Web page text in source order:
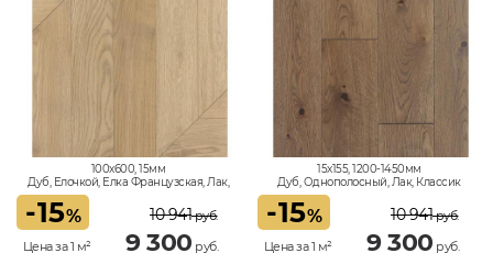
100x600, 15мм
Дуб, Елочкой, Елка Французская, Лак,
-15%
Цена за 1 м²
10 941руб.
9 300 руб.
15x155, 1200-1450мм
Дуб, Однополосный, Лак, Классик
-15%
Цена за 1 м²
10 941руб.
9 300 руб.